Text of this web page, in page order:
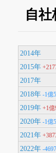
自
2014年
2015年
2017年
2018年 -1億
2019年 +1億
2020年 -1億
2021年
2022年 -